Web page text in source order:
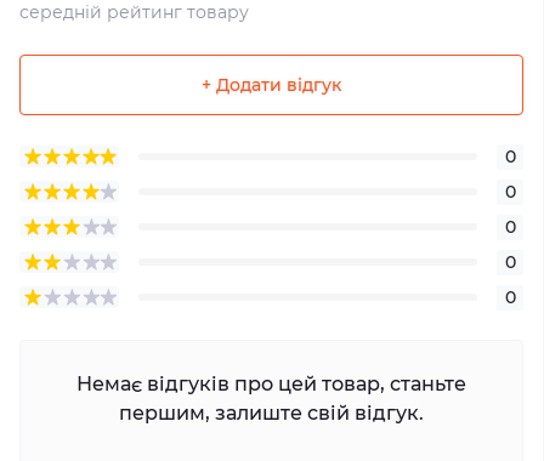
середній рейтинг товару
+ Додати відгук
0
0
0
0
0
Немає відгуків про цей товар, станьте
першим, залиште свій відгук.